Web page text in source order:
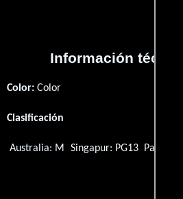
Información
Color: Color
Clasificación
Australia: M Singapur: PG13 Países